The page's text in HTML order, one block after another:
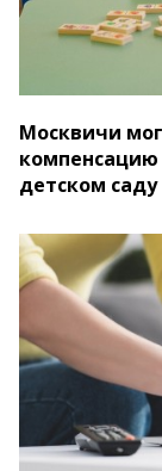
Москвичи
компенсацию
детском саду